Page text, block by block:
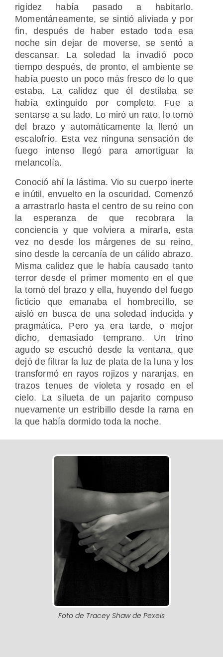
Foto de Tracey Shaw de Pexels
rigidez había pasado a habitarlo.
Momentáneamente, se sintió aliviada y por
fin, después de haber estado toda esa
noche sin dejar de moverse, se sentó a
descansar. La soledad la invadió poco
tiempo después, de pronto, el ambiente se
había puesto un poco más fresco de lo que
estaba. La calidez que él destilaba se
había extinguido por completo. Fue a
sentarse a su lado. Lo miró un rato, lo tomó
del brazo y automáticamente la llenó un
escalofrío. Esta vez ninguna sensación de
fuego intenso llegó para amortiguar la
melancolía.
Conoció ahí la lástima. Vio su cuerpo inerte
e inútil, envuelto en la oscuridad. Comenzó
a arrastrarlo hasta el centro de su reino con
la esperanza de que recobrara la
conciencia y que volviera a mirarla, esta
vez no desde los márgenes de su reino,
sino desde la cercanía de un cálido abrazo.
Misma calidez que le había causado tanto
terror desde el primer momento en el que
la tomó del brazo y ella, huyendo del fuego
ficticio que emanaba el hombrecillo, se
aisló en busca de una soledad inducida y
pragmática. Pero ya era tarde, o mejor
dicho, demasiado temprano. Un trino
agudo se escuchó desde la ventana, que
dejó de filtrar la luz de plata de la luna y los
transformó en rayos rojizos y naranjas, en
trazos tenues de violeta y rosado en el
cielo. La silueta de un pajarito compuso
nuevamente un estribillo desde la rama en
la que había dormido toda la noche.